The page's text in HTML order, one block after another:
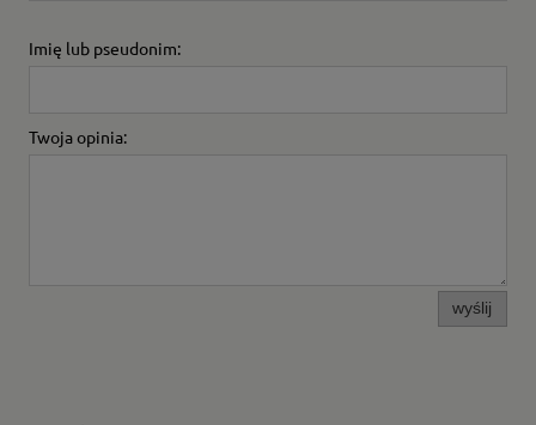
Imię lub pseudonim:
Twoja opinia:
wyślij